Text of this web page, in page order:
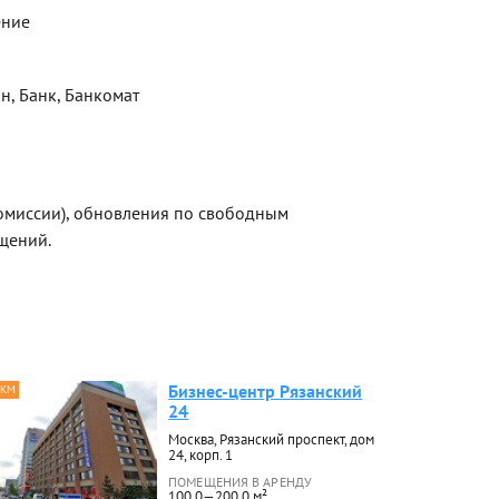
Банк, Банкомат
обновления по свободным
Бизнес-центр Рязанский
24
Москва, Рязанский проспект, дом
24, корп. 1
ПОМЕЩЕНИЯ В АРЕНДУ